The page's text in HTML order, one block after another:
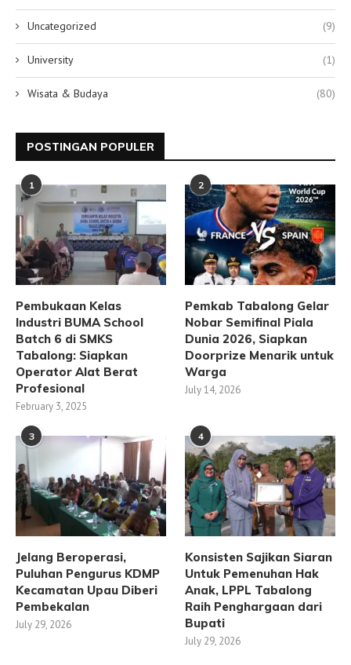
Uncategorized (9)
University (1)
Wisata & Budaya (80)
POSTINGAN POPULER
1
Pembukaan Kelas
Industri BUMA School
Batch 6 di SMKS
Tabalong: Siapkan
Operator Alat Berat
Profesional
February 3, 2025
2
Pemkab Tabalong Gelar
Nobar Semifinal Piala
Dunia 2026, Siapkan
Doorprize Menarik untuk
Warga
July 14, 2026
3
Jelang Beroperasi,
Puluhan Pengurus KDMP
Kecamatan Upau Diberi
Pembekalan
July 29, 2026
4
Konsisten Sajikan Siaran
Untuk Pemenuhan Hak
Anak, LPPL Tabalong
Raih Penghargaan dari
Bupati
July 29, 2026